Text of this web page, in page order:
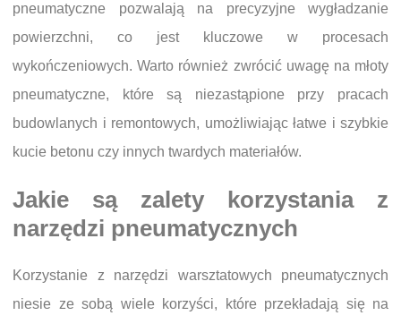
pneumatyczne pozwalają na precyzyjne wygładzanie
powierzchni, co jest kluczowe w procesach
wykończeniowych. Warto również zwrócić uwagę na młoty
pneumatyczne, które są niezastąpione przy pracach
budowlanych i remontowych, umożliwiając łatwe i szybkie
kucie betonu czy innych twardych materiałów.
Jakie są zalety korzystania z
narzędzi pneumatycznych
Korzystanie z narzędzi warsztatowych pneumatycznych
niesie ze sobą wiele korzyści, które przekładają się na